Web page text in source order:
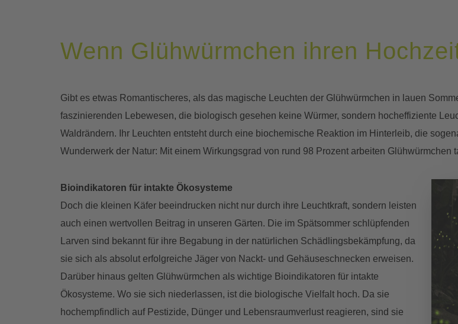
Wenn Glühwürmchen ihren
Gibt es etwas Romantischeres, als das magische Leuchten der Glühwürmchen in lauen
faszinierenden Lebewesen, die biologisch gesehen keine Würmer, sondern hocheffiziente
Waldrändern. Ihr Leuchten entsteht durch eine biochemische Reaktion im Hinterleib, die
Wunderwerk der Natur: Mit einem Wirkungsgrad von rund 98 Prozent arbeiten
Bioindikatoren für intakte Ökosysteme
Doch die kleinen Käfer beeindrucken nicht nur durch ihre Leuchtkraft, sondern leisten
auch einen wertvollen Beitrag in unseren Gärten. Die im Spätsommer schlüpfenden
Larven sind bekannt für ihre Begabung in der natürlichen Schädlingsbekämpfung, da
sie sich als absolut erfolgreiche Jäger von Nackt- und Gehäuseschnecken erweisen.
Darüber hinaus gelten Glühwürmchen als wichtige Bioindikatoren für intakte
Ökosysteme. Wo sie sich niederlassen, ist die biologische Vielfalt hoch. Da sie
hochempfindlich auf Pestizide, Dünger und Lebensraumverlust reagieren, sind sie